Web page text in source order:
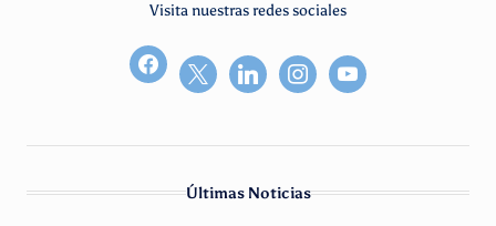
Visita nuestras redes sociales
facebook2
Últimas Noticias